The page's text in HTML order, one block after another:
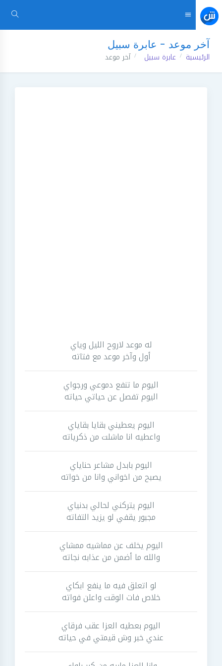
آخر موعد - عابرة سبيل
الرئيسية عابرة سبيل آخر موعد
له موعد لاروح الليل وياي
أول وآخر موعد مع فتاته
اليوم ما تنفع دموعي ورجواي
اليوم تفصل عن حياتي حياته
اليوم يعطيني بقايا بقاياي
واعطيه انا ماشلت من ذكرياته
اليوم بابدل مشاعر حناياي
يصبح من اخواني وانا من خواته
اليوم يتركني لحالي بدنياي
مجبور يقفي لو يزيد التفاته
اليوم يخلف عن مماشيه ممشاي
والله ما أضمن من عذابه نجاته
لو اتعلق فيه ما ينفع ابكاي
خلاص فات الوقت واعلن فواته
اليوم بعطيه العزا عقب فرقاي
عندي خبر وش قيمتي في حياته